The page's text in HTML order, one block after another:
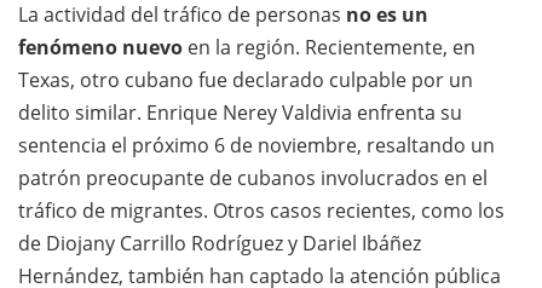
La actividad del tráfico de personas no es un
fenómeno nuevo en la región. Recientemente, en
Texas, otro cubano fue declarado culpable por un
delito similar. Enrique Nerey Valdivia enfrenta su
sentencia el próximo 6 de noviembre, resaltando un
patrón preocupante de cubanos involucrados en el
tráfico de migrantes. Otros casos recientes, como los
de Diojany Carrillo Rodríguez y Dariel Ibáñez
Hernández, también han captado la atención pública